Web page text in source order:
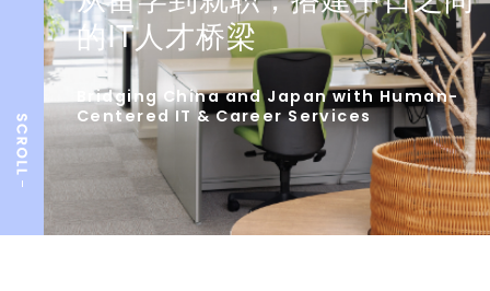
的IT人才桥梁
Bridging China and Japan with Human-
Centered IT & Career Services